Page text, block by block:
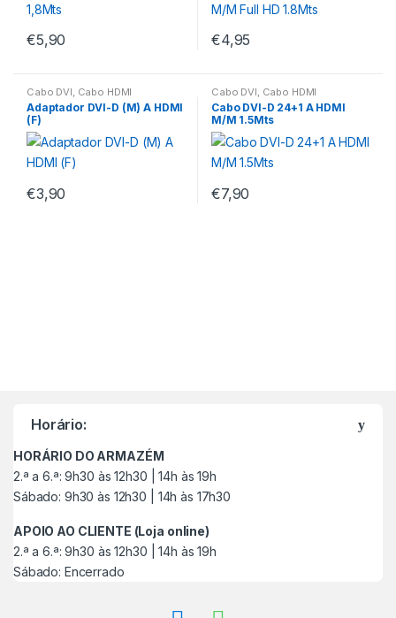
€5,90 €4,95
Cabo DVI Cabo HDMI
Adaptador DVI-D (M) A HDMI
(F)
€3,90
Cabo DVI Cabo HDMI
Cabo DVI-D 24+1 A HDMI
M/M 1.5Mts
€7,90
Horário:
HORÁRIO DO ARMAZÉM
2.ª a 6.ª: 9h30 às 12h30 | 14h às 19h
Sábado: 9h30 às 12h30 | 14h às 17h30
APOIO AO CLIENTE (Loja online)
2.ª a 6.ª: 9h30 às 12h30 | 14h às 19h
Sábado: Encerrado